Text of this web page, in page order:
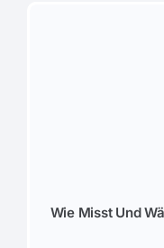
Wie Misst Und